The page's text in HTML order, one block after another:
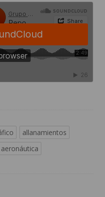
allanamientos
aeronáutica